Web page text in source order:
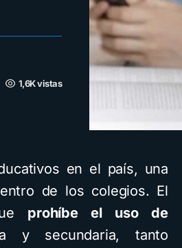
1,6K vistas
en el país, una
de los colegios. El
prohíbe el uso de
y secundaria, tanto